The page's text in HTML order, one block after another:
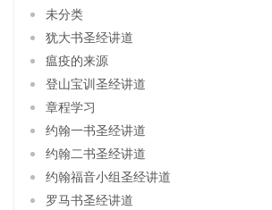
未分类
犹大书圣经讲道
瘟疫的来源
登山宝训圣经讲道
章程学习
约翰一书圣经讲道
约翰二书圣经讲道
约翰福音小组圣经讲道
罗马书圣经讲道